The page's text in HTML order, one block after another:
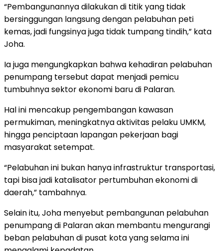
“Pembangunannya dilakukan di titik yang tidak
bersinggungan langsung dengan pelabuhan peti
kemas, jadi fungsinya juga tidak tumpang tindih,” kata
Joha.
Ia juga mengungkapkan bahwa kehadiran pelabuhan
penumpang tersebut dapat menjadi pemicu
tumbuhnya sektor ekonomi baru di Palaran.
Hal ini mencakup pengembangan kawasan
permukiman, meningkatnya aktivitas pelaku UMKM,
hingga penciptaan lapangan pekerjaan bagi
masyarakat setempat.
“Pelabuhan ini bukan hanya infrastruktur transportasi,
tapi bisa jadi katalisator pertumbuhan ekonomi di
daerah,” tambahnya.
Selain itu, Joha menyebut pembangunan pelabuhan
penumpang di Palaran akan membantu mengurangi
beban pelabuhan di pusat kota yang selama ini